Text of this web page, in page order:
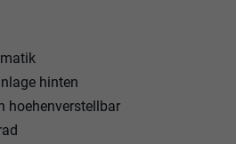
hinten
hoehenverstellbar